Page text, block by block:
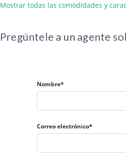
Mostrar todas las comodidades y
Pregúntele a un agente
Nombre*
Correo electrónico*